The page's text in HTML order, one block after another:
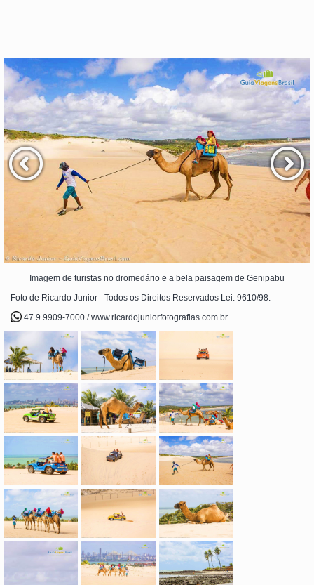
Imagem de turistas no dromedário e a bela paisagem de Genipabu
Foto de Ricardo Junior - Todos os Direitos Reservados Lei: 9610/98.
47 9 9909-7000 / www.ricardojuniorfotografias.com.br